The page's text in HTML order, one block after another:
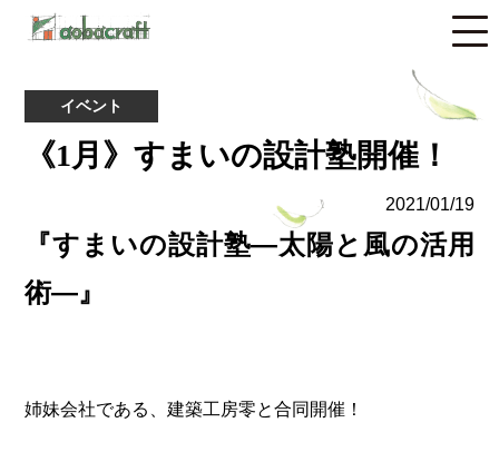
イベント
《1月》すまいの設計塾開催！
2021/01/19
『すまいの設計塾―太陽と風の活用
術―』
姉妹会社である、建築工房零と合同開催！